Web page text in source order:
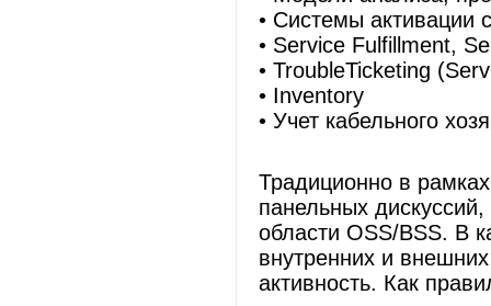
• Системы активации
• Service Fulfillment,
• TroubleTicketing
• Inventory
• Учет кабельного
Традиционно в
панельных
области OSS/BSS. В
внутренних и
активность. Как